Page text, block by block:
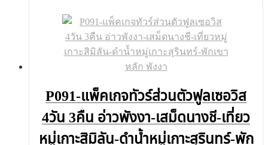
P091-แพ็คเกจทัวร์ส่วนตัวฟูลเซอวิส
4วัน 3คืน อ่าวพังงา-เสม็ดนางชี-เที่ยว
หมู่เกาะสิมิลัน-ดำน้ำหมู่เกาะสุรินทร์-พัก